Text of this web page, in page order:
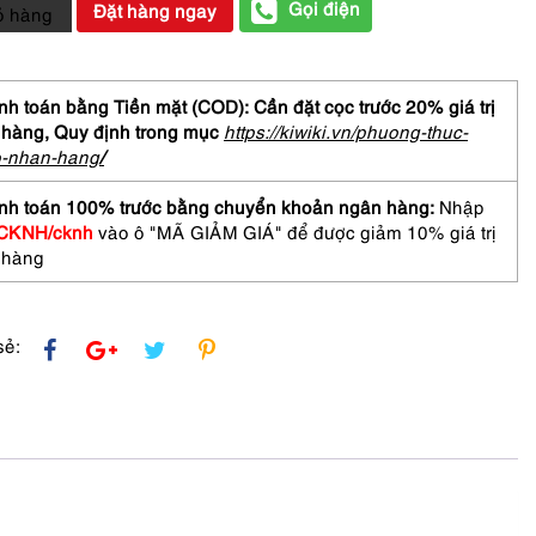
hàng Đặt hàng ngay Gọi điện
toán bằng Tiền mặt (COD): Cần đặt cọc trước 20% giá trị
Quy định trong mục https://kiwiki.vn/phuong-thuc-
nhan-hang/
toán 100% trước bằng chuyển khoản ngân hàng: Nhập
cknh vào ô "MÃ GIẢM GIÁ" để được giảm 10% giá trị